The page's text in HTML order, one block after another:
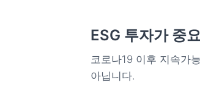
ESG 투자가 중
코로나19 이후 지속가
아닙니다.